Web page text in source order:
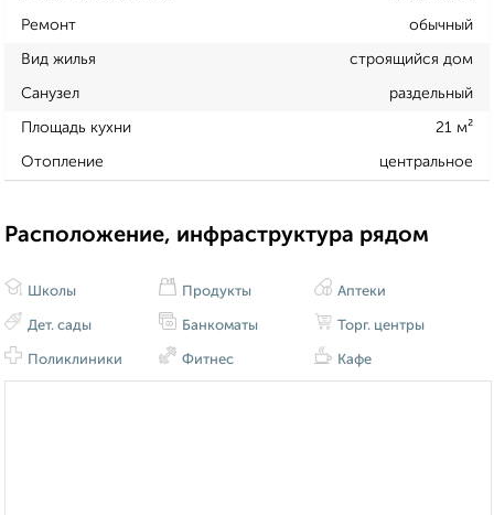
Ремонт обычный
Вид жилья строящийся дом
Санузел раздельный
Площадь кухни 21 м²
Отопление центральное
Расположение, инфраструктура рядом
Школы
Дет. сады
Поликлиники
Продукты
Банкоматы
Фитнес
Аптеки
Торг. центры
Кафе